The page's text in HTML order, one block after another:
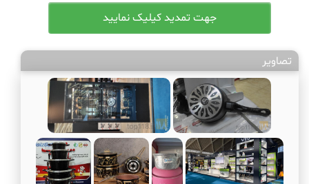
تصاویر